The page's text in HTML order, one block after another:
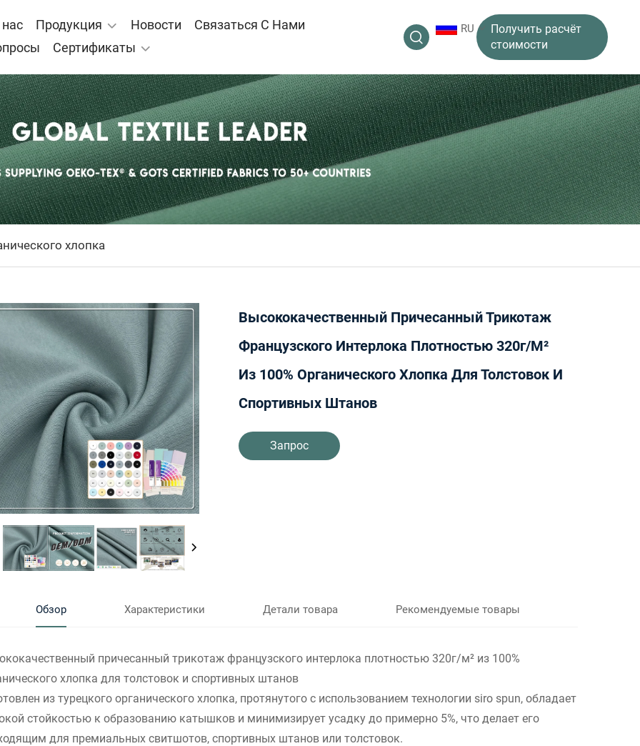
Продукция Новости
Связаться С Нами
Сертификаты
RU
Получить расчёт
стоимости
хлопка
Высококачественный Причесанный Трикотаж
Французского Интерлока Плотностью 320г/м²
Из 100% Органического Хлопка Для Толстовок И
Спортивных Штанов
Запрос
Обзор Характеристики Детали товара Рекомендуемые товары
причесанный трикотаж французского интерлока плотностью 320г/м² из 100%
хлопка для толстовок и спортивных штанов
из турецкого органического хлопка, протянутого с использованием технологии siro spun, обладает
стойкостью к образованию катышков и минимизирует усадку до примерно 5%, что делает его
для премиальных свитшотов, спортивных штанов или толстовок.